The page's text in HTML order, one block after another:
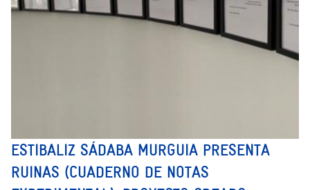
ESTIBALIZ SÁDABA MURGUIA PRESENTA
RUINAS (CUADERNO DE NOTAS